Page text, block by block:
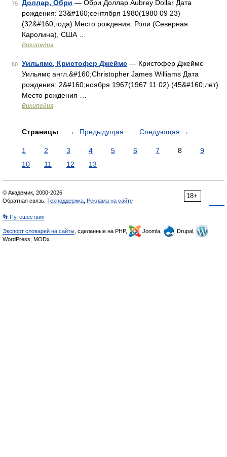
79 Доллар, Обри — Обри Доллар Aubrey Dollar Дата
рождения: 23&#160;сентября 1980(1980 09 23)
(32&#160;года) Место рождения: Роли (Северная
Каролина), США …
Википедия
80 Уильямс, Кристофер Джеймс — Кристофер Джеймс
Уильямс англ.&#160;Christopher James Williams Дата
рождения: 2&#160;ноября 1967(1967 11 02) (45&#160;лет)
Место рождения …
Википедия
Страницы ← Предыдущая Следующая →
1 2 3 4 5 6 7 8
9
10
11 12 13
18+
© Академик, 2000-2026
Обратная связь: Техподдержка Реклама на сайте
👣 Путешествия
Экспорт словарей на сайты , сделанные на PHP, Joomla,
Drupal,
WordPress, MODx.